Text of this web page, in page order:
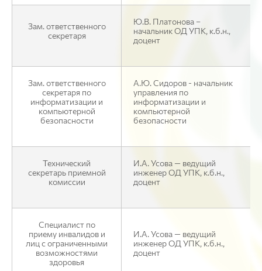
Зам. ответственного
секретаря
Ю.В. Платонова –
начальник ОД УПК, к.б.н.,
доцент
Зам. ответственного
секретаря по
информатизации и
компьютерной
безопасности
А.Ю. Сидоров - начальник
управления по
информатизации и
компьютерной
безопасности
Технический
секретарь приемной
комиссии
И.А. Усова — ведущий
инженер ОД УПК, к.б.н.,
доцент
Специалист по
приему инвалидов и
лиц с ограниченными
возможностями
здоровья
И.А. Усова — ведущий
инженер ОД УПК, к.б.н.,
доцент